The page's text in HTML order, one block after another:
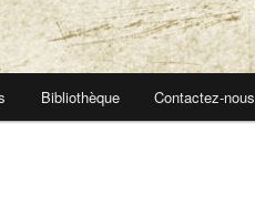
Bibliothèque Contactez-nous